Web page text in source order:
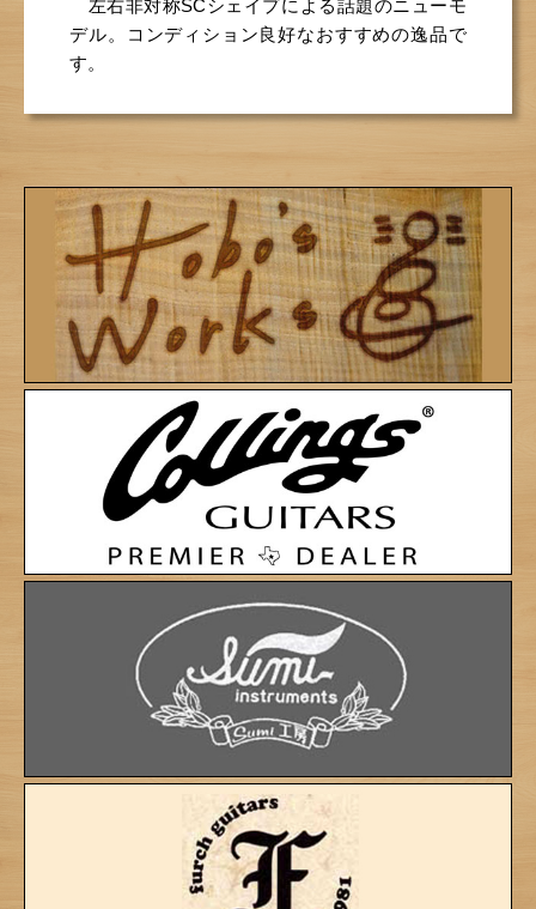
左右非対称SCシェイプによる話題のニューモ
デル。コンディション良好なおすすめの逸品で
す。